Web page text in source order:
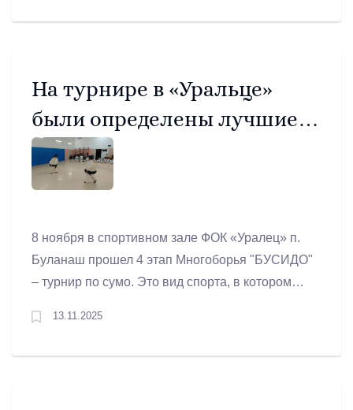
На турнире в «Уральце»
были определены лучшие
сумоисты
8 ноября в спортивном зале ФОК «Уралец» п.
Буланаш прошел 4 этап Многоборья "БУСИДО"
– турнир по сумо. Это вид спорта, в котором
друга за пределы круга или заставить коснуться
13.11.2025